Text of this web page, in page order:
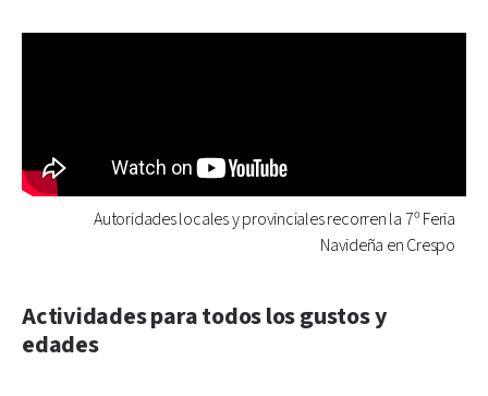
Autoridades locales y provinciales recorren la 7º Feria
Navideña en Crespo
Actividades para todos los gustos y
edades